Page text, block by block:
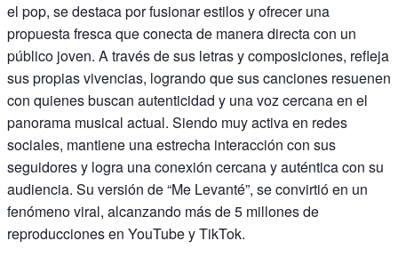
el pop, se destaca por fusionar estilos y ofrecer una
propuesta fresca que conecta de manera directa con un
público joven. A través de sus letras y composiciones, refleja
sus propias vivencias, logrando que sus canciones resuenen
con quienes buscan autenticidad y una voz cercana en el
panorama musical actual. Siendo muy activa en redes
sociales, mantiene una estrecha interacción con sus
seguidores y logra una conexión cercana y auténtica con su
audiencia. Su versión de “Me Levanté”, se convirtió en un
fenómeno viral, alcanzando más de 5 millones de
reproducciones en YouTube y TikTok.